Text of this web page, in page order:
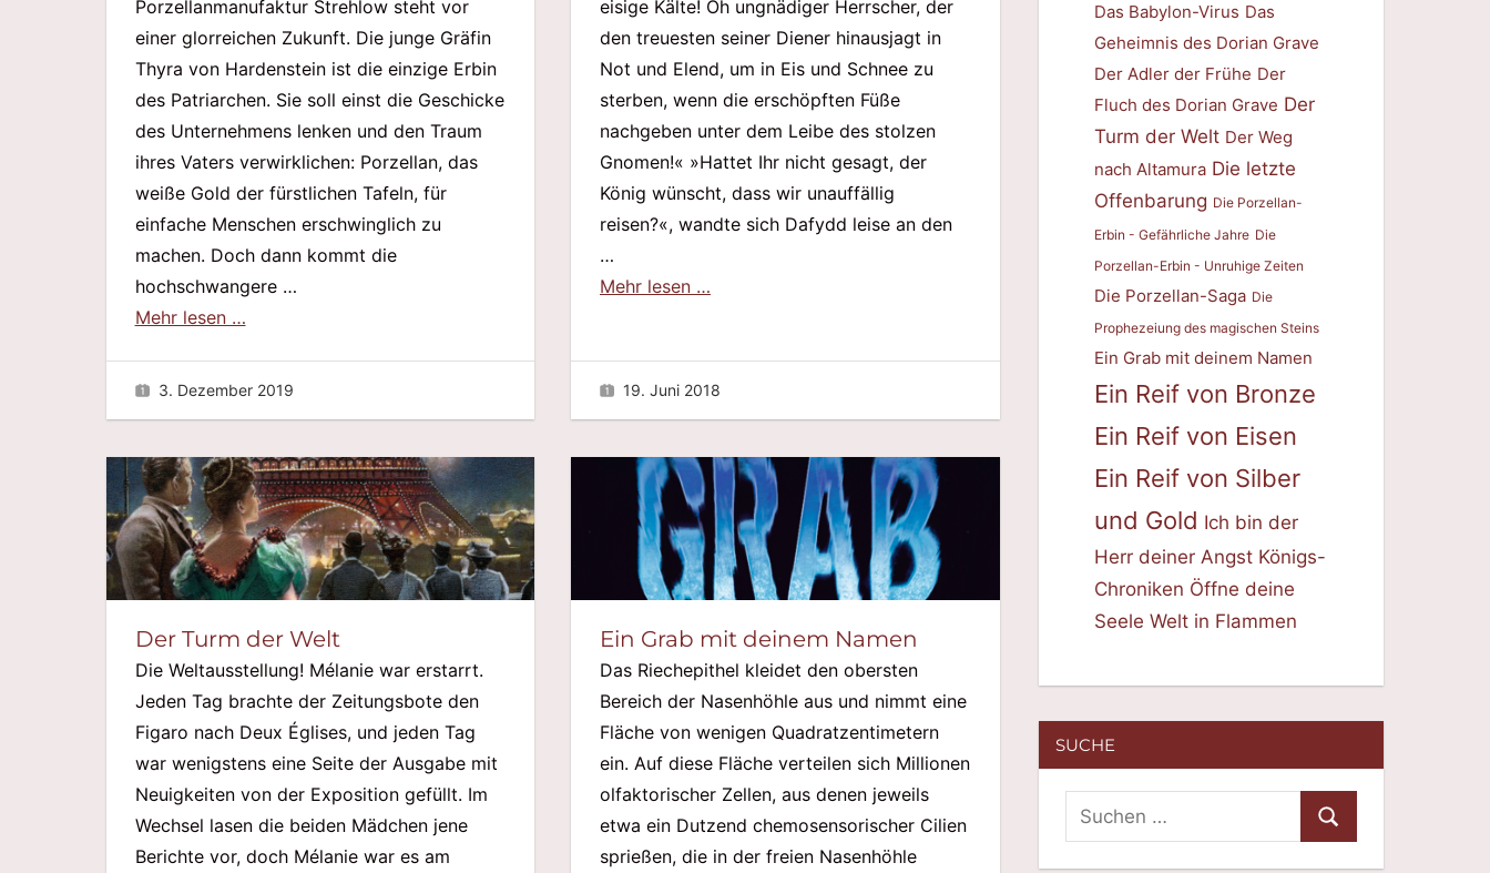
Porzellanmanufaktur Strehlow steht vor
einer glorreichen Zukunft. Die junge Gräfin
Thyra von Hardenstein ist die einzige Erbin
des Patriarchen. Sie soll einst die Geschicke
des Unternehmens lenken und den Traum
ihres Vaters verwirklichen: Porzellan, das
weiße Gold der fürstlichen Tafeln, für
einfache Menschen erschwinglich zu
machen. Doch dann kommt die
hochschwangere …
Mehr lesen …
3. Dezember 2019
eisige Kälte! Oh ungnädiger Herrscher, der
den treuesten seiner Diener hinausjagt in
Not und Elend, um in Eis und Schnee zu
sterben, wenn die erschöpften Füße
nachgeben unter dem Leibe des stolzen
Gnomen!« »Hattet Ihr nicht gesagt, der
König wünscht, dass wir unauffällig
reisen?«, wandte sich Dafydd leise an den
…
Mehr lesen …
19. Juni 2018
Der Turm der Welt
Die Weltausstellung! Mélanie war erstarrt.
Jeden Tag brachte der Zeitungsbote den
Figaro nach Deux Églises, und jeden Tag
war wenigstens eine Seite der Ausgabe mit
Neuigkeiten von der Exposition gefüllt. Im
Wechsel lasen die beiden Mädchen jene
Berichte vor, doch Mélanie war es am
Ein Grab mit deinem Namen
Das Riechepithel kleidet den obersten
Bereich der Nasenhöhle aus und nimmt eine
Fläche von wenigen Quadratzentimetern
ein. Auf diese Fläche verteilen sich Millionen
olfaktorischer Zellen, aus denen jeweils
etwa ein Dutzend chemosensorischer Cilien
sprießen, die in der freien Nasenhöhle
Das Babylon-Virus Das
Geheimnis des Dorian Grave
Der Adler der Frühe Der
Fluch des Dorian Grave Der
Turm der Welt Der Weg
nach Altamura Die letzte
Offenbarung Die Porzellan-
Erbin - Gefährliche Jahre Die
Porzellan-Erbin - Unruhige Zeiten
Die Porzellan-Saga Die
Prophezeiung des magischen Steins
Ein Grab mit deinem Namen
Ein Reif von Bronze
Ein Reif von Eisen
Ein Reif von Silber
und Gold Ich bin der
Herr deiner Angst Königs-
Chroniken Öffne deine
Seele Welt in Flammen
SUCHE
Suchen
nach:
Suchen